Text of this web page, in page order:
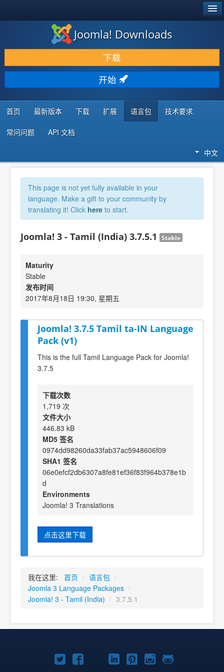
下载 & 扩展
发现 & 学习
社区 & 支持
开发者资源
Joomla! Downloads
下载
开始
首页 最新版本 下载 扩展 语言包 技术要求
常问问题 API 文档
中文
This page is not yet fully available in your
language. Make a gift to your community by
translating it! Click here to start.
Joomla! 3 - Tamil (India) 3.7.5.1 Stable
Maturity
Stable
发布时间
2017年8月18日 19:30, 星期五
Joomla! 3.7.5 Tamil ta-IN Language
Pack (v1)
This is the full Tamil Language Pack for Joomla!
3.7.5
下载次数
1,719 次
文件大小
446.83 kB
MD5 签名
0974dd98260da33fab37ac5948606f09
SHA1 签名
06e0efcf2db6307a8fe81ef36f83f964b378e1b
d
Environments
Joomla! 3 Translations
点击这里下载
我在这里: 首页 / 语言包 /
Joomla 3 Language Packages /
Joomla! 3 - Tamil (India) / 3.7.5.1
TwitterFacebookYouTube
LinkedIn
Pinterest
Instagram
GitHub